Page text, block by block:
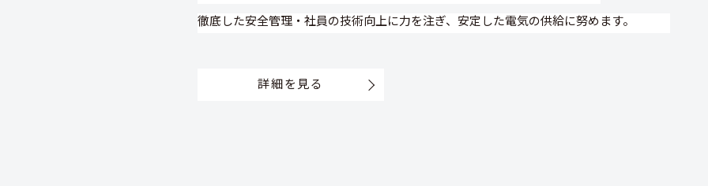
徹底した安全管理・社員の技術向上に力を注ぎ、安定した電気の供給に努めます。
詳細を見る